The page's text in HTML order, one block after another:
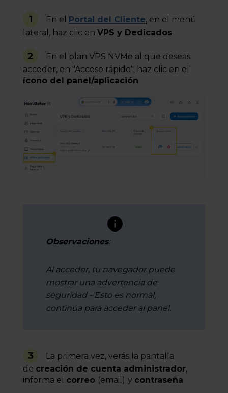
1 En el Portal del Cliente, en el menú
lateral, haz clic en VPS y Dedicados
2
En el plan VPS NVMe al que deseas
acceder, en "Acceso rápido", haz clic en el
ícono del panel/aplicación
Observaciones:
Al acceder, tu navegador puede
mostrar una advertencia de
seguridad - Esto es normal,
continúa para acceder al panel.
3
La primera vez, verás la pantalla
de creación de cuenta administrador,
informa el correo (email) y contraseña